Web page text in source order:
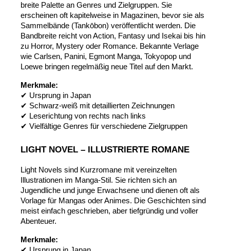
breite Palette an Genres und Zielgruppen. Sie
erscheinen oft kapitelweise in Magazinen, bevor sie als
Sammelbände (Tankōbon) veröffentlicht werden. Die
Bandbreite reicht von Action, Fantasy und Isekai bis hin
zu Horror, Mystery oder Romance. Bekannte Verlage
wie Carlsen, Panini, Egmont Manga, Tokyopop und
Loewe bringen regelmäßig neue Titel auf den Markt.
Merkmale:
✔ Ursprung in Japan
✔ Schwarz-weiß mit detaillierten Zeichnungen
✔ Leserichtung von rechts nach links
✔ Vielfältige Genres für verschiedene Zielgruppen
LIGHT NOVEL – ILLUSTRIERTE ROMANE
Light Novels sind Kurzromane mit vereinzelten
Illustrationen im Manga-Stil. Sie richten sich an
Jugendliche und junge Erwachsene und dienen oft als
Vorlage für Mangas oder Animes. Die Geschichten sind
meist einfach geschrieben, aber tiefgründig und voller
Abenteuer.
Merkmale: